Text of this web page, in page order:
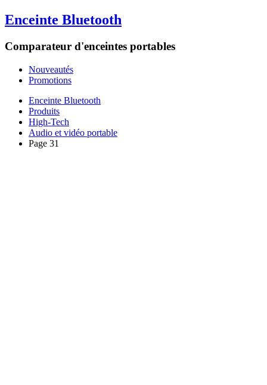
Enceinte Bluetooth
Comparateur d'enceintes portables
Nouveautés
Promotions
Enceinte Bluetooth
Produits
High-Tech
Audio et vidéo portable
Page 31